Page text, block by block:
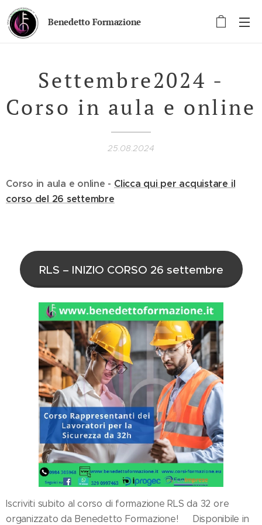
Benedetto Formazione
Settembre2024 -
Corso in aula e online
25.08.2024
Corso in aula e online - Clicca qui per acquistare il
corso del 26 settembre
RLS – INIZIO CORSO 26 settembre
Iscriviti subito al corso di formazione RLS da 32 ore
organizzato da Benedetto Formazione!💻 Disponibile in